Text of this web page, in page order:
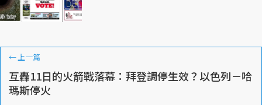
←上一篇
互轟11日的火箭戰落幕：拜登調停生效？以色列－哈
瑪斯停火